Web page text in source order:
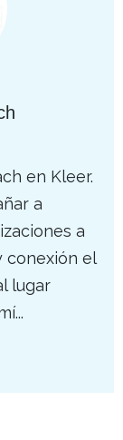
en Kleer.
a
a
conexión el
lugar